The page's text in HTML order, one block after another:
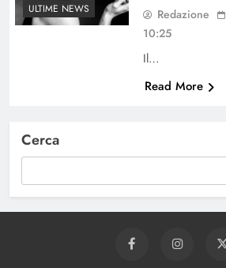
ULTIME NEWS
Redazione
10:25
Il…
Read More
Cerca